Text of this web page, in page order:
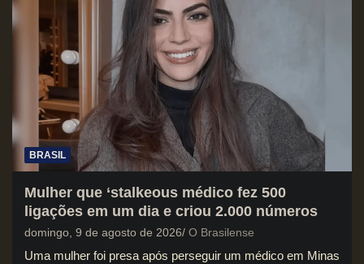
BRASIL
Mulher que ‘stalkeous médico fez 500
ligações em um dia e criou 2.000 números
domingo, 9 de agosto de 2026 O Brasilense
Uma mulher foi presa após perseguir um médico em Minas